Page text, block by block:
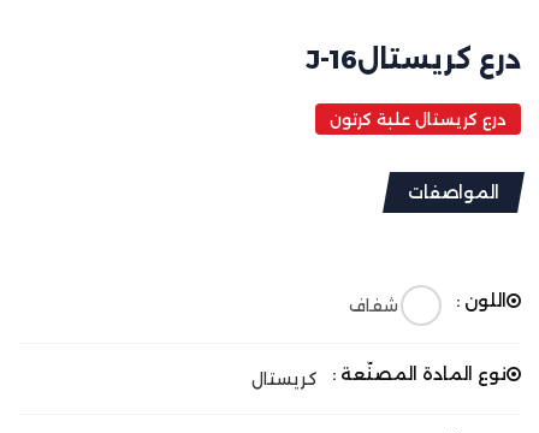
درع كريستالJ-16
درع كريستال علبة كرتون
المواصفات
اللون : شفاف
نوع المادة المصنّعة : كريستال